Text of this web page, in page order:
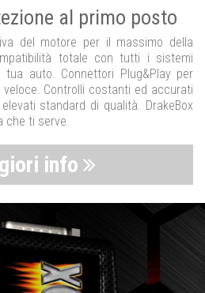
al primo posto
del motore per il massimo della
totale con tutti i sistemi
auto. Connettori Plug&Play per
veloce. Controlli costanti ed accurati
standard di qualità. DrakeBox
che ti serve.
info